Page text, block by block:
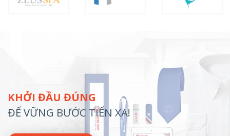
KHỞI ĐẦU ĐÚNG
ĐỂ VỮNG BƯỚC TIẾN XA!